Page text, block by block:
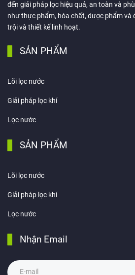
đến giải pháp lọc hiệu quả, an toàn và
như thực phẩm, hóa chất, dược phẩm và
trội và thiết kế linh hoạt.
SẢN PHẨM
Lõi lọc nước
Giải pháp lọc khí
Lọc nước
SẢN PHẨM
Lõi lọc nước
Giải pháp lọc khí
Lọc nước
Nhận Email